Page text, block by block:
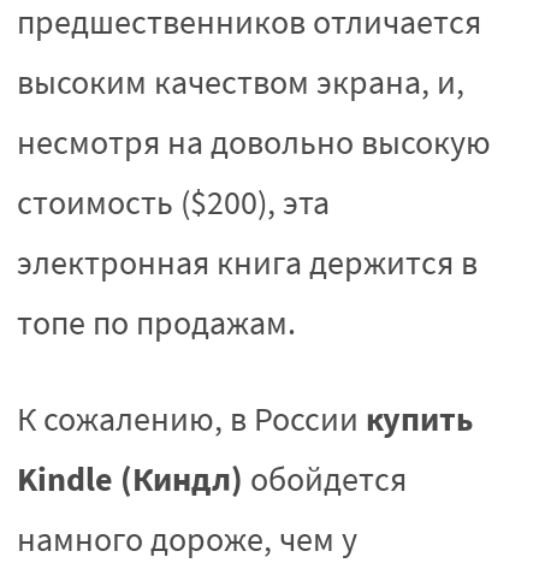
предшественников отличается
высоким качеством экрана, и,
несмотря на довольно высокую
стоимость ($200), эта
электронная книга держится в
топе по продажам.
К сожалению, в России купить
Kindle (Киндл) обойдется
намного дороже, чем у